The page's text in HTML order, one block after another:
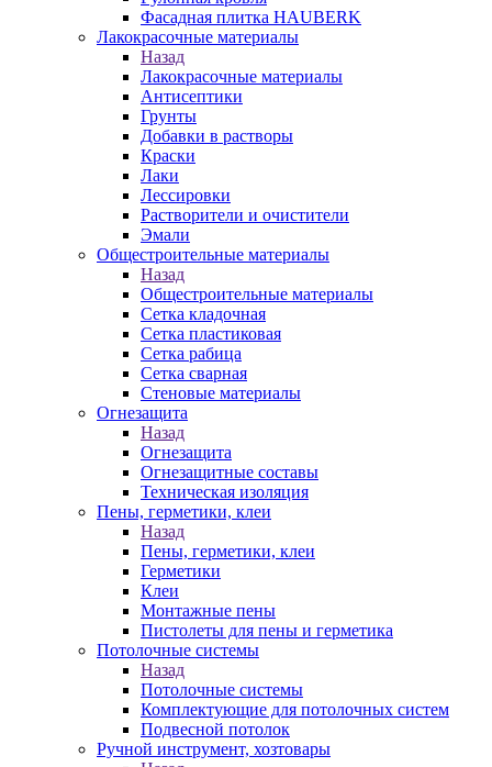
Фасадная плитка HAUBERK
Лакокрасочные материалы
Назад
Лакокрасочные материалы
Антисептики
Грунты
Добавки в растворы
Краски
Лаки
Лессировки
Растворители и очистители
Эмали
Общестроительные материалы
Назад
Общестроительные материалы
Сетка кладочная
Сетка пластиковая
Сетка рабица
Сетка сварная
Стеновые материалы
Огнезащита
Назад
Огнезащита
Огнезащитные составы
Техническая изоляция
Пены, герметики, клеи
Назад
Пены, герметики, клеи
Герметики
Клеи
Монтажные пены
Пистолеты для пены и герметика
Потолочные системы
Назад
Потолочные системы
Комплектующие для потолочных систем
Подвесной потолок
Ручной инструмент, хозтовары